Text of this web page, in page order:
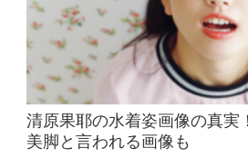
清原果耶の水着姿画像の真実
美脚と言われる画像も